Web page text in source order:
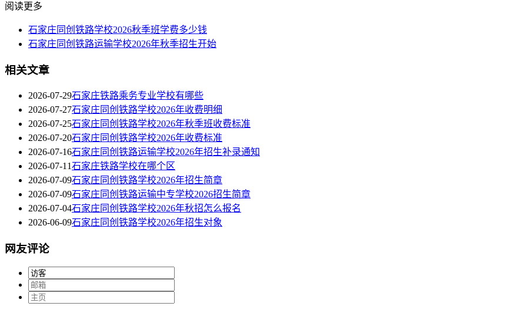
阅读更多
石家庄同创铁路学校2026秋季班学费多少钱
石家庄同创铁路运输学校2026年秋季招生开始
相关文章
2026-07-29石家庄铁路乘务专业学校有哪些
2026-07-27石家庄同创铁路学校2026年收费明细
2026-07-25石家庄同创铁路学校2026年秋季班收费标准
2026-07-20石家庄同创铁路学校2026年收费标准
2026-07-16石家庄同创铁路运输学校2026年招生补录通知
2026-07-11石家庄铁路学校在哪个区
2026-07-09石家庄同创铁路学校2026年招生简章
2026-07-09石家庄同创铁路运输中专学校2026招生简章
2026-07-04石家庄同创铁路学校2026年秋招怎么报名
2026-06-09石家庄同创铁路学校2026年招生对象
网友评论